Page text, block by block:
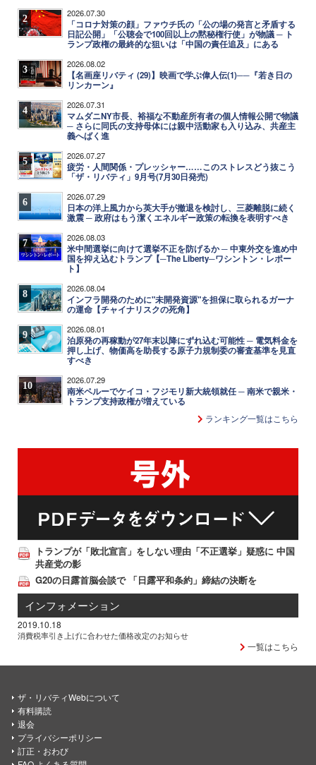
2 2026.07.30
「コロナ対策の顔」ファウチ氏の「公の場の発言と矛盾する
日記公開」「公聴会で100回以上の黙秘権行使」が物議 ─ ト
ランプ政権の最終的な狙いは「中国の責任追及」にある
3 2026.08.02
【名画座リバティ (29)】映画で学ぶ偉人伝(1)──『若き日の
リンカーン』
4 2026.07.31
マムダニNY市長、裕福な不動産所有者の個人情報公開で物議
─ さらに同氏の支持母体には親中活動家も入り込み、共産主
義へばく進
5 2026.07.27
疲労・人間関係・プレッシャー……このストレスどう抜こう
「ザ・リバティ」9月号(7月30日発売)
6 2026.07.29
日本の洋上風力から英大手が撤退を検討し、三菱離脱に続く
激震 ─ 政府はもう潔くエネルギー政策の転換を表明すべき
7 2026.08.03
米中間選挙に向けて選挙不正を防げるか ─ 中東外交を進め中
国を抑え込むトランプ【─The Liberty─ワシントン・レポー
ト】
8 2026.08.04
インフラ開発のために"未開発資源"を担保に取られるガーナ
の運命【チャイナリスクの死角】
9 2026.08.01
泊原発の再稼動が27年末以降にずれ込む可能性 ─ 電気料金を
押し上げ、物価高を助長する原子力規制委の審査基準を見直
すべき
10 2026.07.29
南米ペルーでケイコ・フジモリ新大統領就任 ─ 南米で親米・
トランプ支持政権が増えている
ランキング一覧はこちら
トランプが「敗北宣言」をしない理由「不正選挙」疑惑に 中国
共産党の影
G20の日露首脳会談で 「日露平和条約」締結の決断を
インフォメーション
2019.10.18
消費税率引き上げに合わせた価格改定のお知らせ
一覧はこちら
ザ・リバティWebについて
有料購読
退会
プライバシーポリシー
訂正・おわび